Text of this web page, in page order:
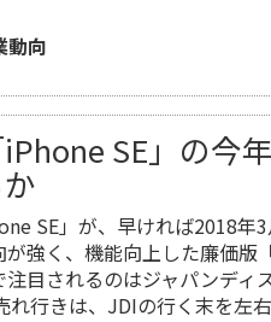
動向
SE」の今
SE」が、早ければ2018年
強く、機能向上した廉価版
注目されるのはジャパンディ
れ行きは、JDIの行く末を左